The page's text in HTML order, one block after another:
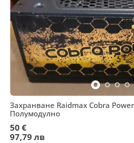
Захранване Raidmax Cobra
Полумодулно
50 €
97,79 лв